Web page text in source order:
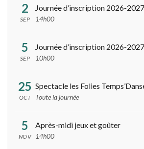
2
SEP
Journée d’inscription 2026-
14h00
5
SEP
Journée d’inscription 2026-
10h00
25
OCT
Spectacle les Folies
Toute la journée
5
NOV
Après-midi jeux et goûter
14h00